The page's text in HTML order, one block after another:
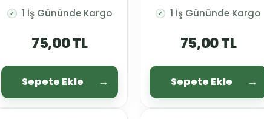
✓ 1 İş Gününde Kargo
75,00 TL
Sepete Ekle
✓ 1 İş Gününde Kargo
75,00 TL
Sepete Ekle